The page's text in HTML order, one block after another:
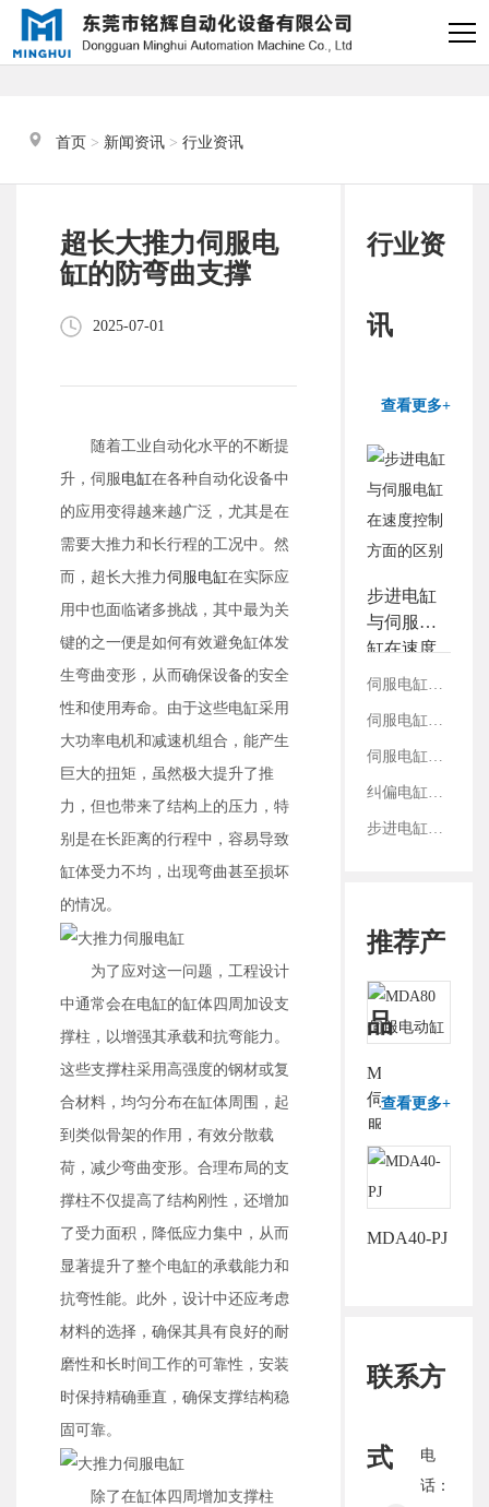
首页 > 新闻资讯 > 行业资讯
超长大推力伺服电
缸的防弯曲支撑
2025-07-01
随着工业自动化水平的不断提
升，伺服电缸在各种自动化设备中
的应用变得越来越广泛，尤其是在
需要大推力和长行程的工况中。然
而，超长大推力伺服电缸在实际应
用中也面临诸多挑战，其中最为关
键的之一便是如何有效避免缸体发
生弯曲变形，从而确保设备的安全
性和使用寿命。由于这些电缸采用
大功率电机和减速机组合，能产生
巨大的扭矩，虽然极大提升了推
力，但也带来了结构上的压力，特
别是在长距离的行程中，容易导致
缸体受力不均，出现弯曲甚至损坏
的情况。
为了应对这一问题，工程设计
中通常会在电缸的缸体四周加设支
撑柱，以增强其承载和抗弯能力。
这些支撑柱采用高强度的钢材或复
合材料，均匀分布在缸体周围，起
到类似骨架的作用，有效分散载
荷，减少弯曲变形。合理布局的支
撑柱不仅提高了结构刚性，还增加
了受力面积，降低应力集中，从而
显著提升了整个电缸的承载能力和
抗弯性能。此外，设计中还应考虑
材料的选择，确保其具有良好的耐
磨性和长时间工作的可靠性，安装
时保持精确垂直，确保支撑结构稳
固可靠。
除了在缸体四周增加支撑柱
行业资
讯
查看更多+
步进电缸
与伺服电
缸在速度
控制方面
伺服电缸是怎么得到控制信号的？
伺服电缸响应速度有多快？
伺服电缸的位移模式和压力模式
纠偏电缸为何用伺服电缸而不用步进电缸？
步进电缸控制与伺服电缸控制有什么区别？
推荐产
品
查看更多+
MDA80
伺
服
电
缸
MDA40-PJ
联系方
式
电
话：
您好，我是电缸小助手，很高兴为
您服务
常见问题
器
2.铭辉电动缸型号参数表
料